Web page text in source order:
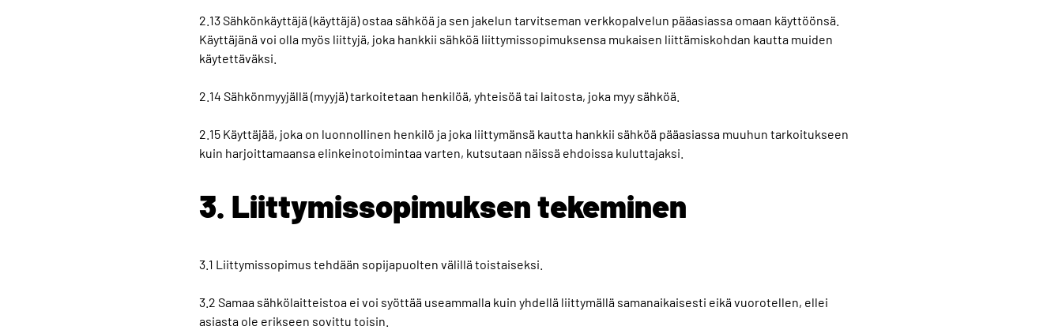
2.13 Sähkönkäyttäjä (käyttäjä) ostaa sähköä ja sen jakelun tarvitseman verkkopalvelun pääasiassa omaan käyttöönsä.
Käyttäjänä voi olla myös liittyjä, joka hankkii sähköä liittymissopimuksensa mukaisen liittämiskohdan kautta muiden
käytettäväksi.
2.14 Sähkönmyyjällä (myyjä) tarkoitetaan henkilöä, yhteisöä tai laitosta, joka myy sähköä.
2.15 Käyttäjää, joka on luonnollinen henkilö ja joka liittymänsä kautta hankkii sähköä pääasiassa muuhun tarkoitukseen
kuin harjoittamaansa elinkeinotoimintaa varten, kutsutaan näissä ehdoissa kuluttajaksi.
3. Liittymissopimuksen tekeminen
3.1 Liittymissopimus tehdään sopijapuolten välillä toistaiseksi.
3.2 Samaa sähkölaitteistoa ei voi syöttää useammalla kuin yhdellä liittymällä samanaikaisesti eikä vuorotellen, ellei
asiasta ole erikseen sovittu toisin.